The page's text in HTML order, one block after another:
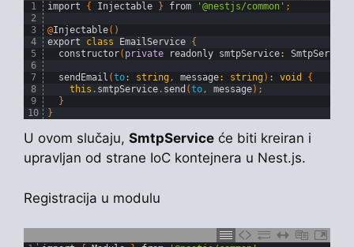
1
2
3
4
5
6
7
8
9
10
import { Injectable } from '@nestjs/common' ;
@Injectable( )
export
class EmailService {
constructor( private readonly smtpService: SmtpService
sendEmail (to: string, message: string) : void
{
this . smtpService. send (to, message) ;
}
}
U ovom slučaju, SmtpService će biti kreiran i
upravljan od strane IoC kontejnera u Nest.js.
Registracija u modulu